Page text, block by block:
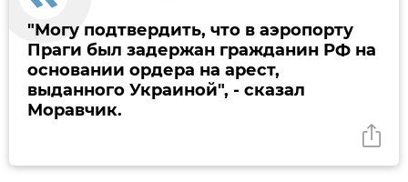
"Могу подтвердить, что в аэропорту
Праги был задержан гражданин РФ на
основании ордера на арест,
выданного Украиной", - сказал
Моравчик.